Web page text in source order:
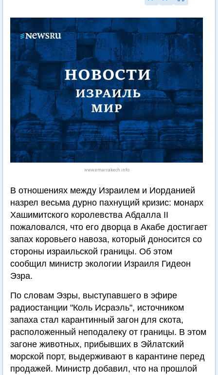
www.emarrakech.info
В отношениях между Израилем и Иорданией
назрел весьма дурно пахнущий кризис: монарх
Хашимитского королевства Абдалла II
пожаловался, что его дворца в Акабе достигает
запах коровьего навоза, который доносится со
стороны израильской границы. Об этом
сообщил министр экологии Израиля Гидеон
Эзра.
По словам Эзры, выступавшего в эфире
радиостанции "Коль Исраэль", источником
запаха стал карантинный загон для скота,
расположенный неподалеку от границы. В этом
загоне животных, прибывших в Эйлатский
морской порт, выдерживают в карантине перед
продажей. Министр добавил, что на прошлой